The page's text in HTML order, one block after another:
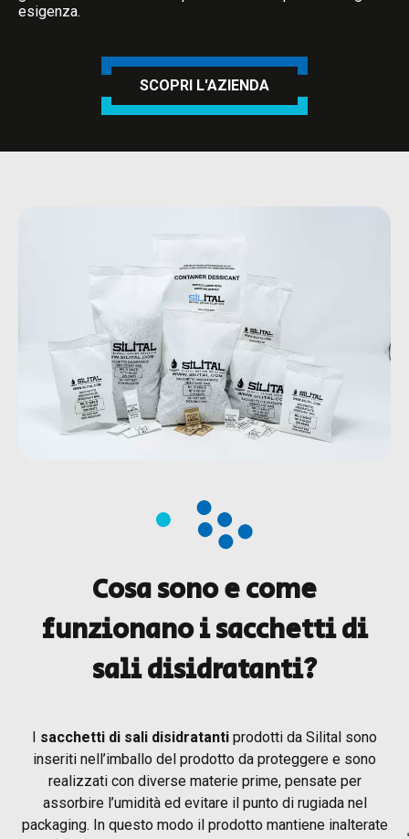
esigenza.
SCOPRI L'AZIENDA
Cosa sono e come
funzionano i sacchetti di
sali disidratanti?
I sacchetti di sali disidratanti prodotti da Silital sono
inseriti nell’imballo del prodotto da proteggere e sono
realizzati con diverse materie prime, pensate per
assorbire l’umidità ed evitare il punto di rugiada nel
packaging. In questo modo il prodotto mantiene inalterate